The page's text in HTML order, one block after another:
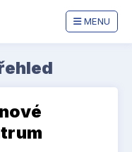
MENU